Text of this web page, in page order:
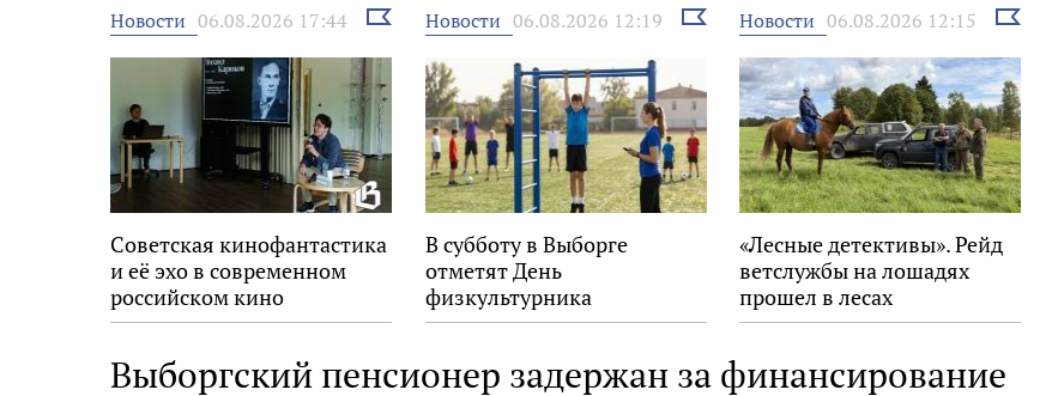
Новости 06.08.2026 17:44
Выбрать
новость
Советская кинофантастика
и её эхо в современном
российском кино
Новости 06.08.2026 12:19
Выбрать
новость
В субботу в Выборге
отметят День
физкультурника
Новости 06.08.2026 12:15
Выбрать
«Лесные детективы». Рейд
ветслужбы на лошадях
прошел в лесах
Выборгского района
Выборгский пенсионер задержан за финансирование